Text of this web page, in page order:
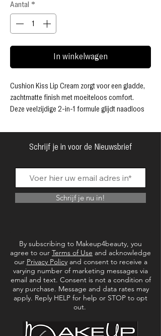
Aantal *
In winkelwagen
Cushion Kiss Lip Cream zorgt voor een gladde,
zachtmatte finish met moeiteloos comfort.
Deze veelzijdige 2-in-1 formule glijdt naadloos
fluweelzachte look die tot wel 12 uur houdt,
zonder te vlekken of af te geven. De romige,
een kleur naar wens die je nauwelijks voelt. De
Cushion applicator heeft een zachte, grote
borstelkop die is ontworpen voor precisie en
een luxueuze applicatie, elke keer weer. Met 16
Veganistisch
Parabenenvrij
Sulfaatvrij
Ftalaatvrij
Glutenvrij
1. Draai de onderkant van de applicator tot je
Schrijf je in voor de Nieuwsbrief
Schrijf je nu in!
By subscribing to Makeup4beauty, you
agree to our Terms of Use and acknowledge
our Privacy Policyand consent to receive a
varying number of marketing messages via
email and text. Consent is not a condition of
any purchase. Message and data rates may
apply. Reply HELP for help or STOP to opt
out.